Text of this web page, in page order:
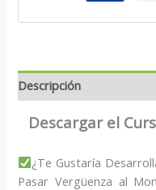
Descripción
Descargar el
¿Te Gustaría
Pasar Vergüenza al